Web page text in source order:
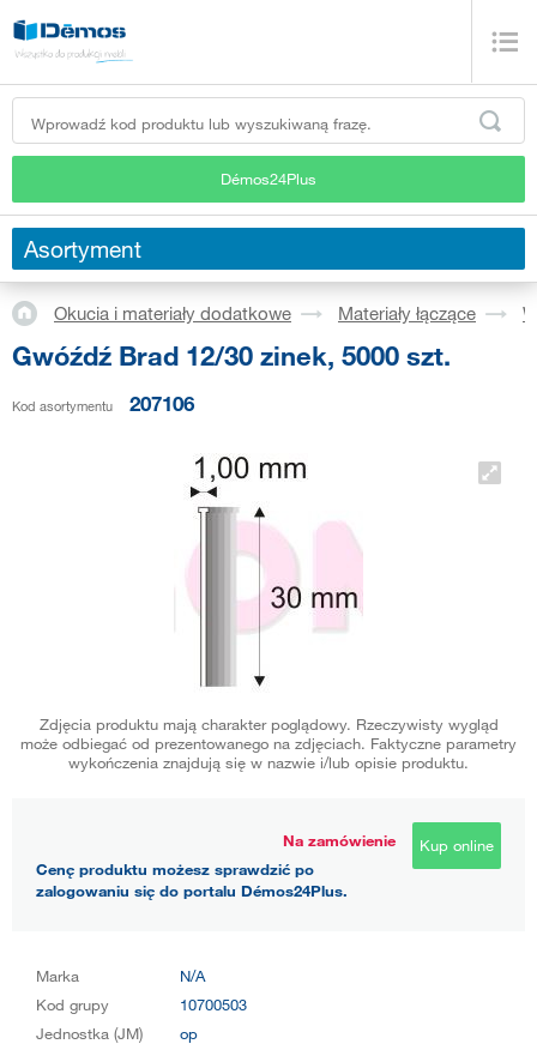
Démos24Plus
Asortyment
Okucia i materiały dodatkowe Materiały łączące
Gwóźdź Brad 12/30 zinek, 5000 szt.
Kod asortymentu 207106
Zdjęcia produktu mają charakter poglądowy. Rzeczywisty wygląd
może odbiegać od prezentowanego na zdjęciach. Faktyczne parametry
wykończenia znajdują się w nazwie i/lub opisie produktu.
Na zamówienie
Cenę produktu możesz sprawdzić po
zalogowaniu się do portalu Démos24Plus.
Kup online
Marka
N/A
Kod grupy
10700503
Jednostka (JM)
op